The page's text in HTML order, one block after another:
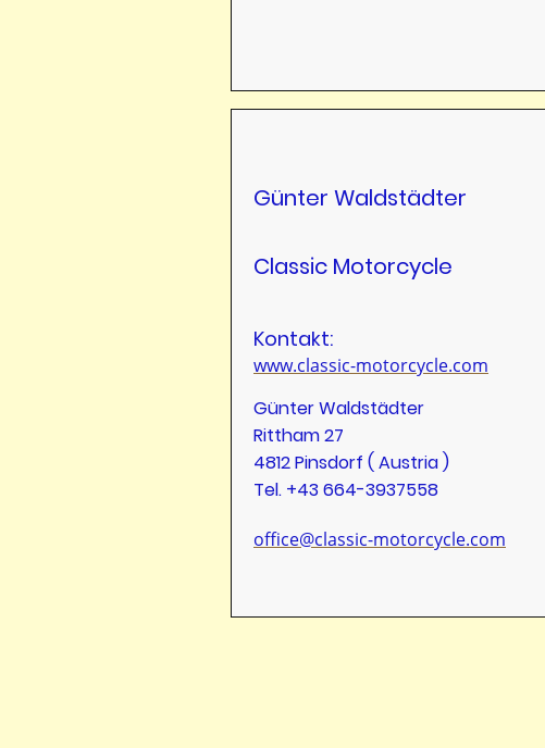
Günter Waldstädter
Classic Motorcycle
Kontakt:
www.classic-motorcycle.com
Günter Waldstädter
Rittham 27
4812 Pinsdorf ( Austria )
Tel. +43 664-3937558
office@classic-motorcycle.com